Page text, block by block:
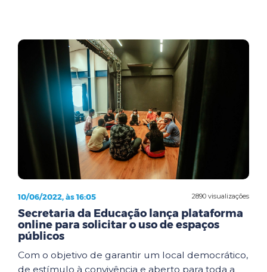
2890 visualizações
10/06/2022, às 16:05
Secretaria da Educação lança plataforma
online para solicitar o uso de espaços
públicos
Com o objetivo de garantir um local democrático,
de estímulo à convivência e aberto para toda a